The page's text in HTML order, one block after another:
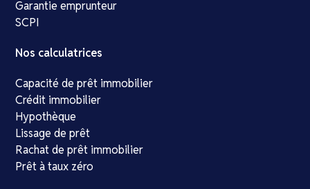
Garantie emprunteur
SCPI
Nos calculatrices
Capacité de prêt immobilier
Crédit immobilier
Hypothèque
Lissage de prêt
Rachat de prêt immobilier
Prêt à taux zéro